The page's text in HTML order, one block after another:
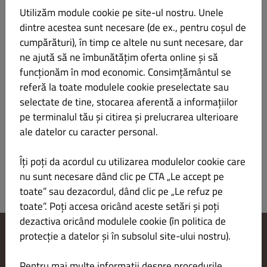
Tigaie pikantă Azafran cu orez prăjit –
350/150 g
LEI 50.00
carne de pui, porc, vita, ceapa, morcov, telina, mazare, porumb,
ardei, dovlecei, ulei, usturoi, rosii, patrunjel, fulgi chilli, orez
– 350/150 g
Contactează-ne
Utilizăm module cookie pe site-ul nostru. Unele
dintre acestea sunt necesare (de ex., pentru coșul de
cumpărături), în timp ce altele nu sunt necesare, dar
ne ajută să ne îmbunătățim oferta online și să
funcționăm în mod economic. Consimțământul se
referă la toate modulele cookie preselectate sau
selectate de tine, stocarea aferentă a informațiilor
pe terminalul tău și citirea și prelucrarea ulterioare
ale datelor cu caracter personal.
Îți poți da acordul cu utilizarea modulelor cookie care
nu sunt necesare dând clic pe CTA „Le accept pe
toate” sau dezacordul, dând clic pe „Le refuz pe
toate”. Poți accesa oricând aceste setări și poți
dezactiva oricând modulele cookie (în politica de
protecție a datelor și în subsolul site-ului nostru).